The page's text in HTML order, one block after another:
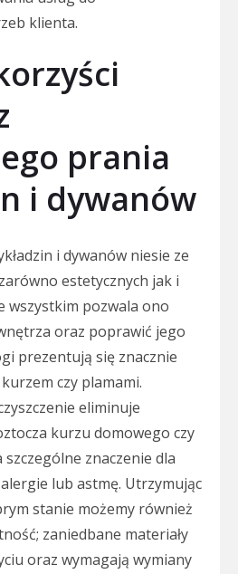
klienta.
prania
i dywanów
i dywanów niesie ze
estetycznych jak i
wszystkim pozwala ono
oraz poprawić jego
prezentują się znacznie
czy plamami.
eliminuje
kurzu domowego czy
szczególne znaczenie dla
lub astmę. Utrzymując
stanie możemy również
zaniedbane materiały
oraz wymagają wymiany